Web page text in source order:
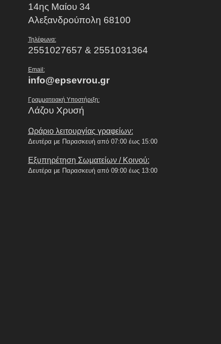
14ης Μαίου 34
Αλεξανδρούπολη 68100
Τηλέφωνα:
2551027657 & 2551031364
Email:
info@epsevrou.gr
Γραμματειακή Υποστήριξη:
Λάζου Χρυσή
Ωράριο λειτουργίας γραφείων:
Δευτέρα με Παρασκευή από 07:00 έως 15:00
Εξυπηρέτηση Σωματείων / Κοινού:
Δευτέρα με Παρασκευή από 09:00 έως 13:00